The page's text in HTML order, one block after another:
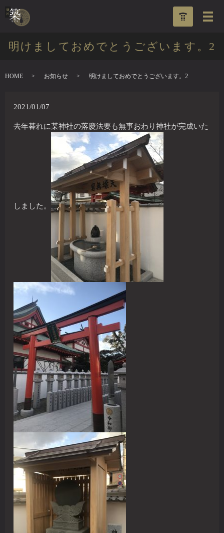
明けましておめでとうございます。2
HOME お知らせ 明けましておめでとうございます。2
2021/01/07
去年暮れに某神社の落慶法要も無事おわり神社が完成いた
しました。